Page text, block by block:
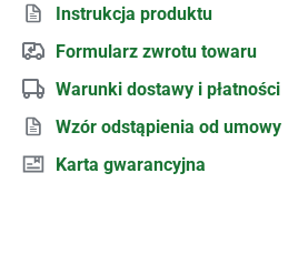
Instrukcja produktu
Formularz zwrotu towaru
Warunki dostawy i płatności
Wzór odstąpienia od umowy
Karta gwarancyjna